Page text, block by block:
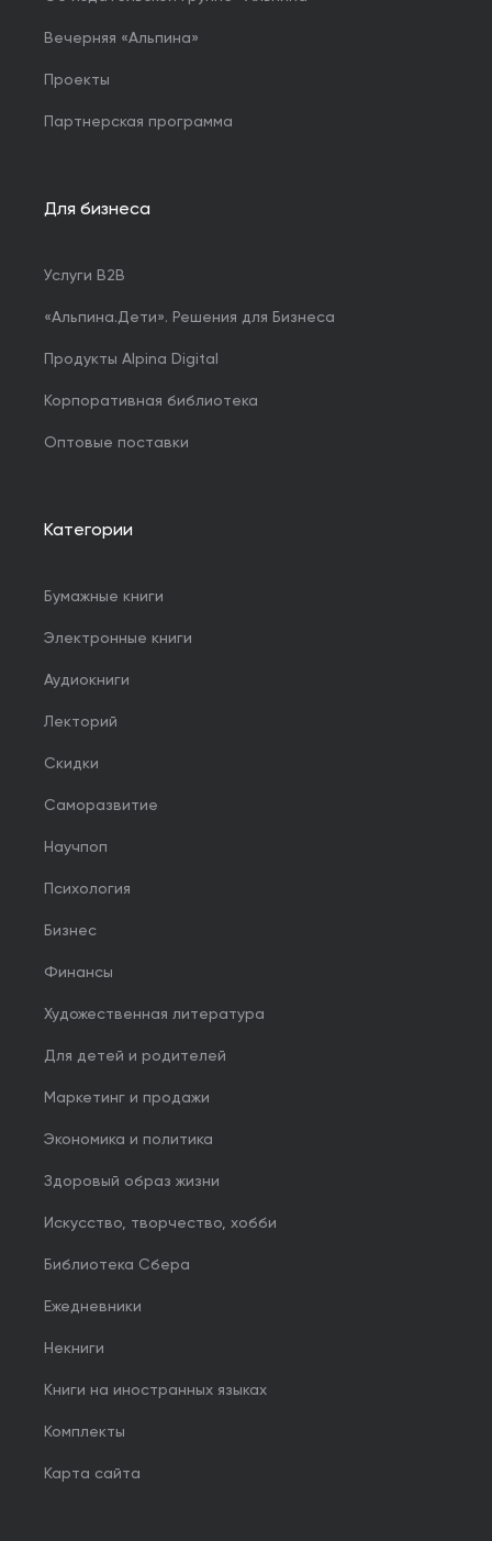
Вечерняя «Альпина»
Проекты
Партнерская программа
Для бизнеса
Услуги B2B
«Альпина.Дети». Решения для Бизнеса
Продукты Alpina Digital
Корпоративная библиотека
Оптовые поставки
Категории
Бумажные книги
Электронные книги
Аудиокниги
Лекторий
Скидки
Саморазвитие
Научпоп
Психология
Бизнес
Финансы
Художественная литература
Для детей и родителей
Маркетинг и продажи
Экономика и политика
Здоровый образ жизни
Искусство, творчество, хобби
Библиотека Сбера
Ежедневники
Некниги
Книги на иностранных языках
Комплекты
Карта сайта